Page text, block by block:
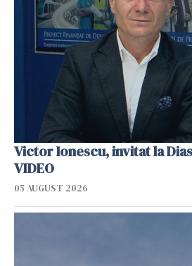
Victor Ionescu, invitat la
VIDEO
05 AUGUST 2026